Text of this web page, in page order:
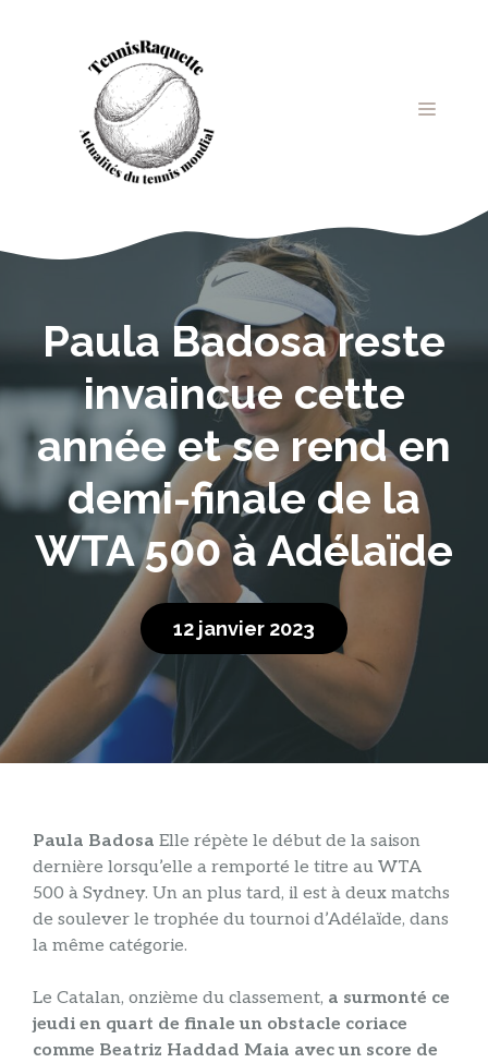
MENU
Paula Badosa reste
invaincue cette
année et se rend en
demi-finale de la
WTA 500 à Adélaïde
12 janvier 2023
Paula Badosa Elle répète le début de la saison
dernière lorsqu’elle a remporté le titre au WTA
500 à Sydney. Un an plus tard, il est à deux matchs
de soulever le trophée du tournoi d’Adélaïde, dans
la même catégorie.
Le Catalan, onzième du classement, a surmonté ce
jeudi en quart de finale un obstacle coriace
comme Beatriz Haddad Maia avec un score de